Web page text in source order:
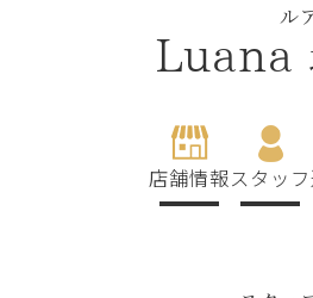
ル
Luana
店舗情報スタッフ